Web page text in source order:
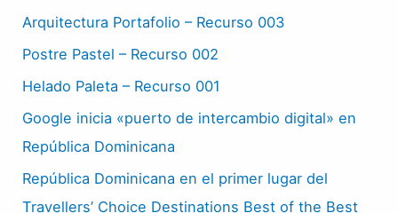
Arquitectura Portafolio – Recurso 003
Postre Pastel – Recurso 002
Helado Paleta – Recurso 001
Google inicia «puerto de intercambio digital» en
República Dominicana
República Dominicana en el primer lugar del
Travellers’ Choice Destinations Best of the Best